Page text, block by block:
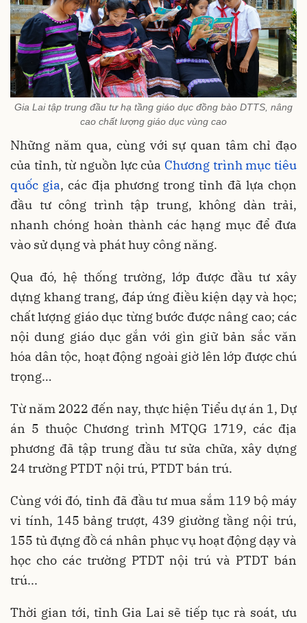
Gia Lai tập trung đầu tư hạ tầng giáo dục đồng bào DTTS, nâng
cao chất lượng giáo dục vùng cao
Những năm qua, cùng với sự quan tâm chỉ đạo
của tỉnh, từ nguồn lực của Chương trình mục tiêu
quốc gia, các địa phương trong tỉnh đã lựa chọn
đầu tư công trình tập trung, không dàn trải,
nhanh chóng hoàn thành các hạng mục để đưa
vào sử dụng và phát huy công năng.
Qua đó, hệ thống trường, lớp được đầu tư xây
dựng khang trang, đáp ứng điều kiện dạy và học;
chất lượng giáo dục từng bước được nâng cao; các
nội dung giáo dục gắn với gìn giữ bản sắc văn
hóa dân tộc, hoạt động ngoài giờ lên lớp được chú
trọng…
Từ năm 2022 đến nay, thực hiện Tiểu dự án 1, Dự
án 5 thuộc Chương trình MTQG 1719, các địa
phương đã tập trung đầu tư sửa chữa, xây dựng
24 trường PTDT nội trú, PTDT bán trú.
Cùng với đó, tỉnh đã đầu tư mua sắm 119 bộ máy
vi tính, 145 bảng trượt, 439 giường tầng nội trú,
155 tủ đựng đồ cá nhân phục vụ hoạt động dạy và
học cho các trường PTDT nội trú và PTDT bán
trú...
Thời gian tới, tỉnh Gia Lai sẽ tiếp tục rà soát, ưu